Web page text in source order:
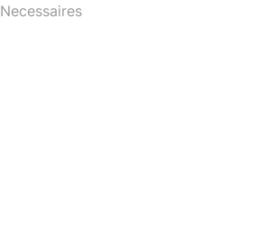
Necessaires